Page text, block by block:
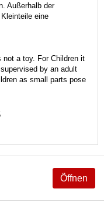
Außerhalb der
eine
a toy. For Children it
by an adult
as small parts pose
Öffnen